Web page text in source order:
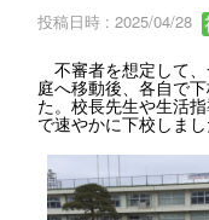
投稿日時 : 2025/04/28
不審者を想定して
庭へ移動後、各自で
た。校長先生や生活
で速やかに下校しまし